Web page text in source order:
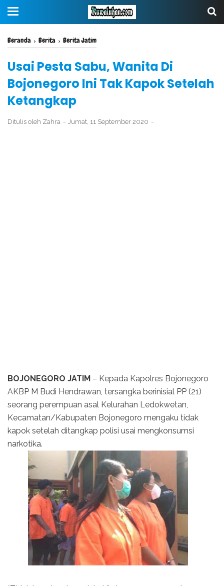
Beranda › Berita › Berita Jatim
Usai Pesta Sabu, Wanita Di
Bojonegoro Ini Tak Kapok Setelah
Ketangkap
Ditulis oleh Zahra Jumat, 11 September 2020
BOJONEGORO JATIM – Kepada Kapolres Bojonegoro
AKBP M Budi Hendrawan, tersangka berinisial PP (21)
seorang perempuan asal Kelurahan Ledokwetan,
Kecamatan/Kabupaten Bojonegoro mengaku tidak
kapok setelah ditangkap polisi usai mengkonsumsi
narkotika.